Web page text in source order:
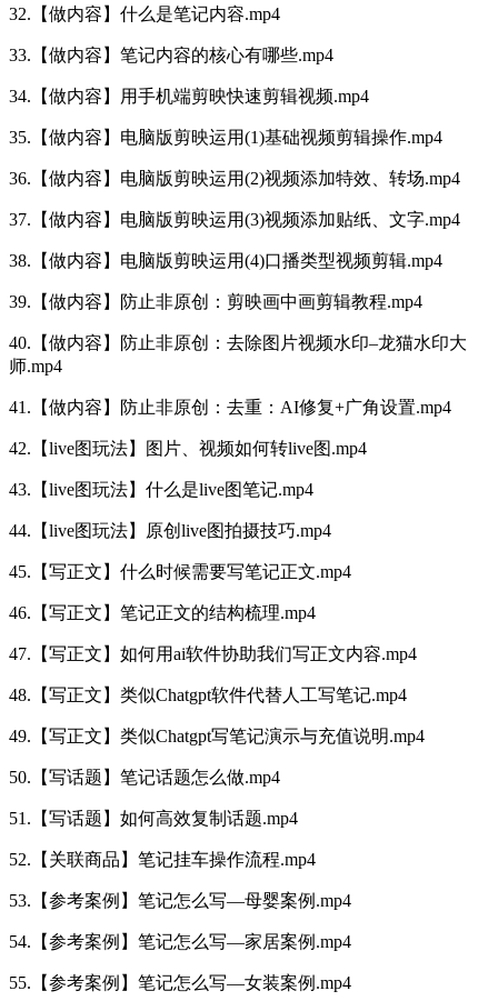
32.【做内容】什么是笔记内容.mp4
33.【做内容】笔记内容的核心有哪些.mp4
34.【做内容】用手机端剪映快速剪辑视频.mp4
35.【做内容】电脑版剪映运用(1)基础视频剪辑操作.mp4
36.【做内容】电脑版剪映运用(2)视频添加特效、转场.mp4
37.【做内容】电脑版剪映运用(3)视频添加贴纸、文字.mp4
38.【做内容】电脑版剪映运用(4)口播类型视频剪辑.mp4
39.【做内容】防止非原创：剪映画中画剪辑教程.mp4
40.【做内容】防止非原创：去除图片视频水印–龙猫水印大
师.mp4
41.【做内容】防止非原创：去重：AI修复+广角设置.mp4
42.【live图玩法】图片、视频如何转live图.mp4
43.【live图玩法】什么是live图笔记.mp4
44.【live图玩法】原创live图拍摄技巧.mp4
45.【写正文】什么时候需要写笔记正文.mp4
46.【写正文】笔记正文的结构梳理.mp4
47.【写正文】如何用ai软件协助我们写正文内容.mp4
48.【写正文】类似Chatgpt软件代替人工写笔记.mp4
49.【写正文】类似Chatgpt写笔记演示与充值说明.mp4
50.【写话题】笔记话题怎么做.mp4
51.【写话题】如何高效复制话题.mp4
52.【关联商品】笔记挂车操作流程.mp4
53.【参考案例】笔记怎么写—母婴案例.mp4
54.【参考案例】笔记怎么写—家居案例.mp4
55.【参考案例】笔记怎么写—女装案例.mp4